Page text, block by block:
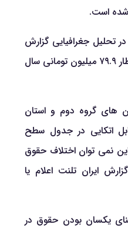
است.
تحلیل جغرافیایی گزارش
است و با میانگین حقوق مورد انتظار ۷۹.۹ میلیون تومانی سال
های گروه دوم و استان
اتکایی در جدول سطح
نمی توان اختلاف حقوق
ایران تلنت اعلام یا
یکسان بودن حقوق در